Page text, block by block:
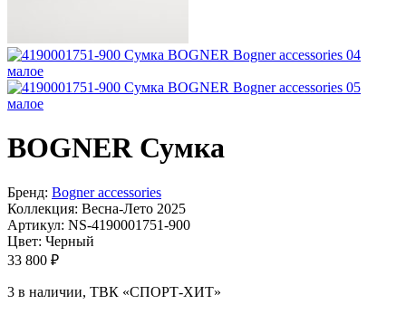
BOGNERСумка
Бренд: Bogner accessories
Коллекция: Весна-Лето 2025
Артикул: NS-4190001751-900
Цвет: Черный
33 800 ₽
3 в наличии, ТВК «СПОРТ-ХИТ»